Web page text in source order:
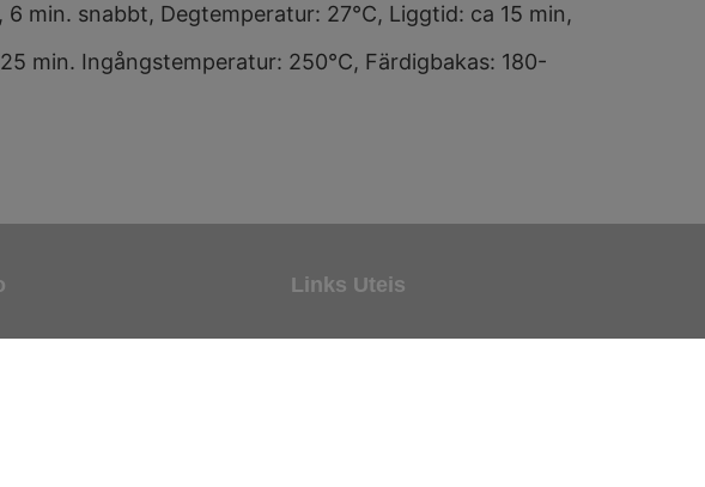
6 min. snabbt, Degtemperatur: 27°C, Liggtid: ca 15 min,
min. Ingångstemperatur: 250°C, Färdigbakas: 180-
Links Uteis